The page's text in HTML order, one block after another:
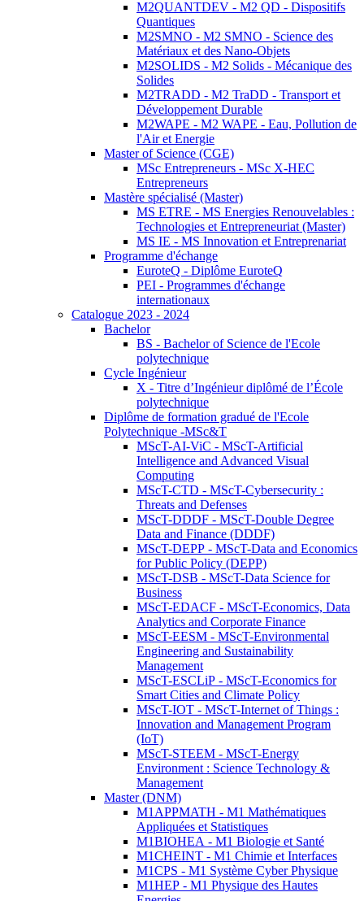
M2QUANTDEV - M2 QD - Dispositifs
Quantiques
M2SMNO - M2 SMNO - Science des
Matériaux et des Nano-Objets
M2SOLIDS - M2 Solids - Mécanique des
Solides
M2TRADD - M2 TraDD - Transport et
Développement Durable
M2WAPE - M2 WAPE - Eau, Pollution de
l'Air et Energie
Master of Science (CGE)
MSc Entrepreneurs - MSc X-HEC
Entrepreneurs
Mastère spécialisé (Master)
MS ETRE - MS Energies Renouvelables :
Technologies et Entrepreneuriat (Master)
MS IE - MS Innovation et Entreprenariat
Programme d'échange
EuroteQ - Diplôme EuroteQ
PEI - Programmes d'échange
internationaux
Catalogue 2023 - 2024
Bachelor
BS - Bachelor of Science de l'Ecole
polytechnique
Cycle Ingénieur
X - Titre d’Ingénieur diplômé de l’École
polytechnique
Diplôme de formation gradué de l'Ecole
Polytechnique -MSc&T
MScT-AI-ViC - MScT-Artificial
Intelligence and Advanced Visual
Computing
MScT-CTD - MScT-Cybersecurity :
Threats and Defenses
MScT-DDDF - MScT-Double Degree
Data and Finance (DDDF)
MScT-DEPP - MScT-Data and Economics
for Public Policy (DEPP)
MScT-DSB - MScT-Data Science for
Business
MScT-EDACF - MScT-Economics, Data
Analytics and Corporate Finance
MScT-EESM - MScT-Environmental
Engineering and Sustainability
Management
MScT-ESCLiP - MScT-Economics for
Smart Cities and Climate Policy
MScT-IOT - MScT-Internet of Things :
Innovation and Management Program
(IoT)
MScT-STEEM - MScT-Energy
Environment : Science Technology &
Management
Master (DNM)
M1APPMATH - M1 Mathématiques
Appliquées et Statistiques
M1BIOHEA - M1 Biologie et Santé
M1CHEINT - M1 Chimie et Interfaces
M1CPS - M1 Système Cyber Physique
M1HEP - M1 Physique des Hautes